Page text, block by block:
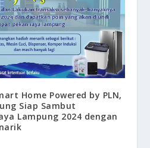
Home Powered by PLN,
Siap Sambut
Lampung 2024 dengan